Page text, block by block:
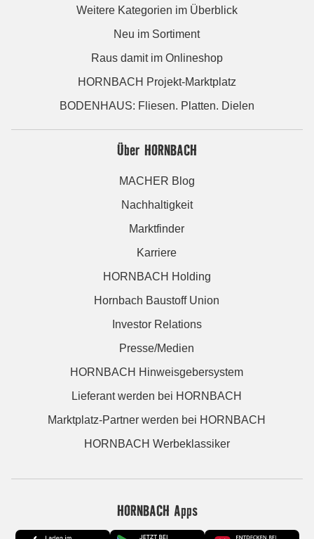
Weitere Kategorien im Überblick
Neu im Sortiment
Raus damit im Onlineshop
HORNBACH Projekt-Marktplatz
BODENHAUS: Fliesen. Platten. Dielen
Über HORNBACH
MACHER Blog
Nachhaltigkeit
Marktfinder
Karriere
HORNBACH Holding
Hornbach Baustoff Union
Investor Relations
Presse/Medien
HORNBACH Hinweisgebersystem
Lieferant werden bei HORNBACH
Marktplatz-Partner werden bei HORNBACH
HORNBACH Werbeklassiker
HORNBACH Apps